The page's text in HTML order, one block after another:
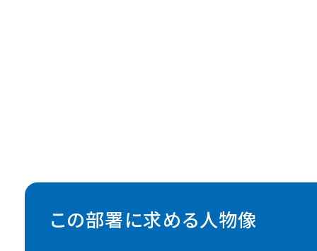
この部署に求める人物像